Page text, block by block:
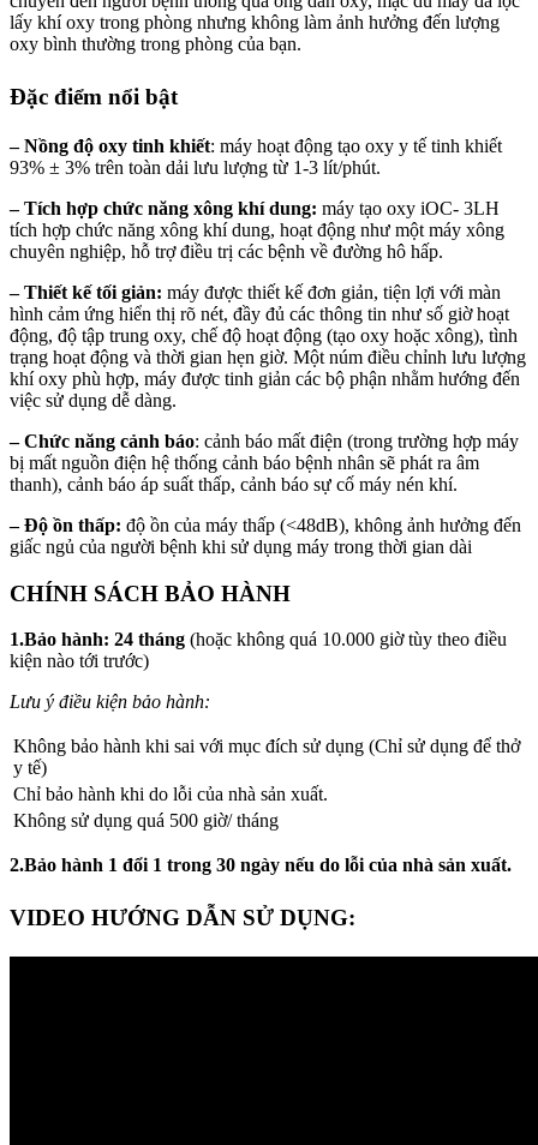
lấy khí oxy trong phòng nhưng không làm ảnh hưởng đến lượng
oxy bình thường trong phòng của bạn.
Đặc điểm nổi bật
– Nồng độ oxy tinh khiết: máy hoạt động tạo oxy y tế tinh khiết
93% ± 3% trên toàn dải lưu lượng từ 1-3 lít/phút.
– Tích hợp chức năng xông khí dung: máy tạo oxy iOC- 3LH
tích hợp chức năng xông khí dung, hoạt động như một máy xông
chuyên nghiệp, hỗ trợ điều trị các bệnh về đường hô hấp.
– Thiết kế tối giản: máy được thiết kế đơn giản, tiện lợi với màn
hình cảm ứng hiển thị rõ nét, đầy đủ các thông tin như số giờ hoạt
động, độ tập trung oxy, chế độ hoạt động (tạo oxy hoặc xông), tình
trạng hoạt động và thời gian hẹn giờ. Một núm điều chỉnh lưu lượng
khí oxy phù hợp, máy được tinh giản các bộ phận nhằm hướng đến
việc sử dụng dễ dàng.
– Chức năng cảnh báo: cảnh báo mất điện (trong trường hợp máy
bị mất nguồn điện hệ thống cảnh báo bệnh nhân sẽ phát ra âm
thanh), cảnh báo áp suất thấp, cảnh báo sự cố máy nén khí.
– Độ ồn thấp: độ ồn của máy thấp (<48dB), không ảnh hưởng đến
giấc ngủ của người bệnh khi sử dụng máy trong thời gian dài
CHÍNH SÁCH BẢO HÀNH
1.Bảo hành: 24 tháng (hoặc không quá 10.000 giờ tùy theo điều
kiện nào tới trước)
Lưu ý điều kiện bảo hành:
Không bảo hành khi sai với mục đích sử dụng (Chỉ sử dụng để thở
y tế)
Chỉ bảo hành khi do lỗi của nhà sản xuất.
Không sử dụng quá 500 giờ/ tháng
2.Bảo hành 1 đổi 1 trong 30 ngày nếu do lỗi của nhà sản xuất.
VIDEO HƯỚNG DẪN SỬ DỤNG: